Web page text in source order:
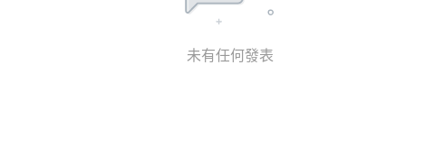
未有任何發表